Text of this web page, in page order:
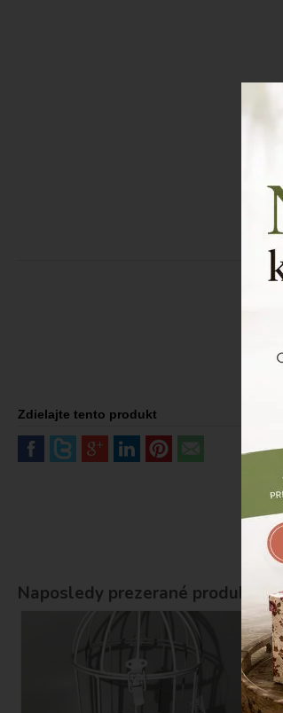
Zdielajte tento produkt
Naposledy prezerané produkty